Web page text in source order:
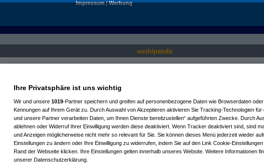
Impressum|Werbung
sushipanda
Ihre Privatsphäre ist uns wichtig
Wir und unsere 1019-Partner speichern und greifen auf personenbezogene Daten wie Browserdaten
Kennungen auf Ihrem Gerät zu. Durch Auswahl von Akzeptieren aktivieren Sie Tracking-Technologien für
und unsere Partner verarbeiten Daten, um Ihnen Dienste bereitzustellen“ aufgeführten Zwecke. Durch
ablehnen oder Widerruf Ihrer Einwilligung werden diese deaktiviert. Wenn Tracker deaktiviert sind, sind
und Anzeigen möglicherweise nicht mehr so relevant für Sie. Sie können dieses Menü jederzeit wieder
Einstellungen zu ändern oder Ihre Einwilligung zu widerrufen, indem Sie auf den Link Cookie-
Rand der Webseite klicken. Ihre Einstellungen gelten innerhalb unseres Website. Weitere Informationen
unserer Datenschutzerklärung.